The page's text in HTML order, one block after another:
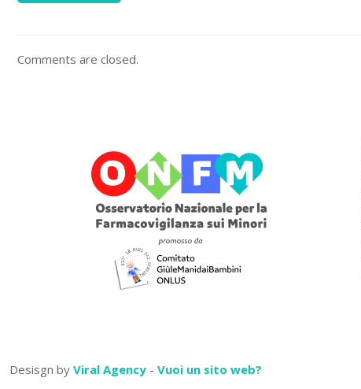
Comments are closed.
Desisgn by Viral Agency - Vuoi un sito web?